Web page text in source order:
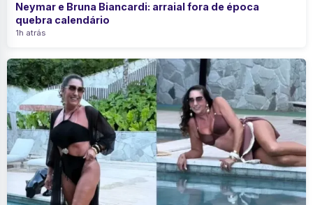
Neymar e Bruna Biancardi: arraial fora de época
quebra calendário
1h atrás